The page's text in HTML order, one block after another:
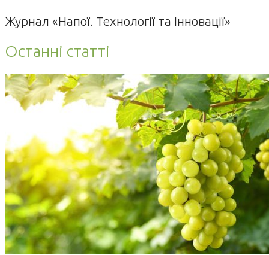
Журнал «Напої. Технології та Інновації»
Останні статті